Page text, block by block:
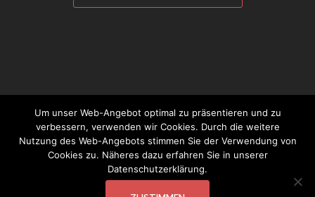
© 2026 Sebastian Wamsiedler|
Glockensachverständiger
Um unser Web-Angebot optimal zu präsentieren und zu
verbessern, verwenden wir Cookies. Durch die weitere
Nutzung des Web-Angebots stimmen Sie der Verwendung von
Cookies zu. Näheres dazu erfahren Sie in unserer
Datenschutzerklärung.